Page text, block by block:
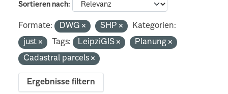
Sortieren nach
Formate: DWG SHP
Kategorien:
just
Tags: LeipziGIS
Planung
Cadastral parcels
Ergebnisse filtern